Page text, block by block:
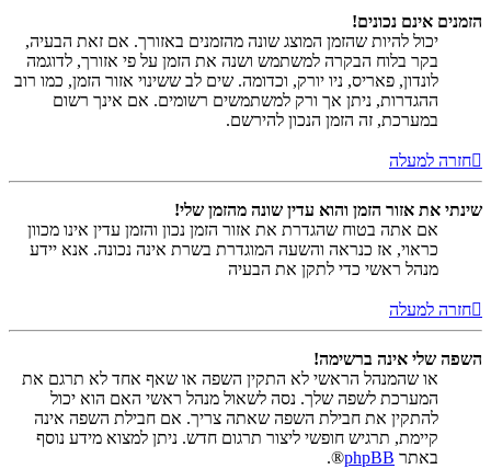
הזמנים אינם נכונים!
יכול להיות שהזמן המוצג שונה מהזמנים באזורך. אם זאת הבעיה,
בקר בלוח הבקרה למשתמש ושנה את הזמן על פי אזורך, לדוגמה
לונדון, פאריס, ניו יורק, וכדומה. שים לב ששינוי אזור הזמן, כמו רוב
ההגדרות, ניתן אך ורק למשתמשים רשומים. אם אינך רשום
במערכת, זה הזמן הנכון להירשם.
חזרה למעלה
שינתי את אזור הזמן והוא עדין שונה מהזמן שלי!
אם אתה בטוח שהגדרת את אזור הזמן נכון והזמן עדין אינו מכוון
כראוי, אז כנראה והשעה המוגדרת בשרת אינה נכונה. אנא יידע
מנהל ראשי כדי לתקן את הבעיה
חזרה למעלה
השפה שלי אינה ברשימה!
או שהמנהל הראשי לא התקין השפה או שאף אחד לא תרגם את
המערכת לשפה שלך. נסה לשאול מנהל ראשי האם הוא יכול
להתקין את חבילת השפה שאתה צריך. אם חבילת השפה אינה
קיימת, תרגיש חופשי ליצור תרגום חדש. ניתן למצוא מידע נוסף
באתר phpBB
®.